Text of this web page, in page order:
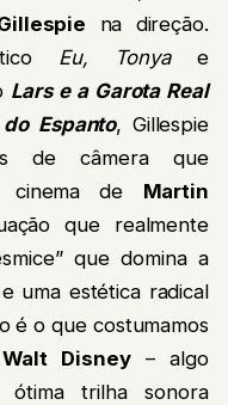
na direção.
Eu, Tonyae
Lars e a Garota Real
Espanto, Gillespie
de câmera que
cinema de Martin
que realmente
que domina a
uma estética radical
é o que costumamos
Walt Disney– algo
ótima trilha sonora